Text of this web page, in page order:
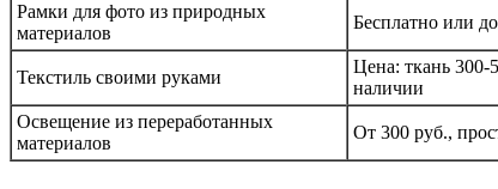
Рамки для фото из природных
материалов
Бесплатно или
Текстиль своими руками
Цена: ткань
наличии
Освещение из переработанных
материалов
От 300 руб.,